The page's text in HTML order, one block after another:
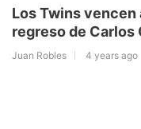
Los Twins
regreso de Carlos
Juan Robles 4 years ago